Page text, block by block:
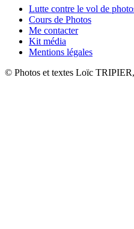
Lutte contre le vol de
Cours de Photos
Me contacter
Kit média
Mentions légales
© Photos et textes Loïc